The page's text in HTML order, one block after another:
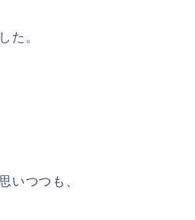
た。
いつつも、